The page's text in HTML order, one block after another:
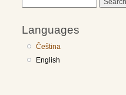
Languages
Čeština
English